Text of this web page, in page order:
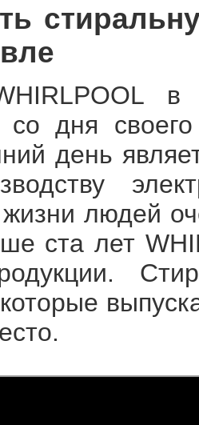
в
со дня
день
людей
ста лет